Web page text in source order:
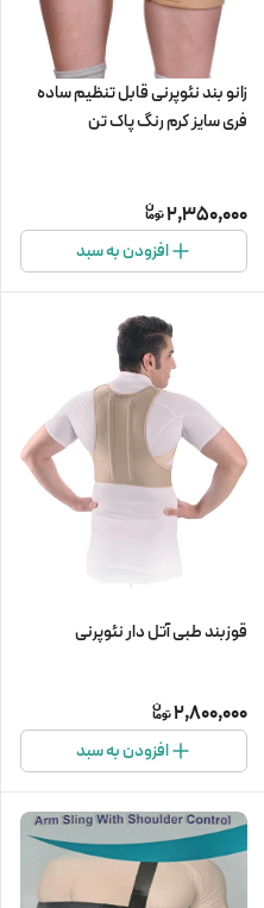
زانو بند نئوپرنی قابل تنظیم ساده
فری سایز کرم رنگ پاک تن
2,350,000
افزودن به سبد
قوزبند طبی آتل دار نئوپرنی
2,800,000
افزودن به سبد